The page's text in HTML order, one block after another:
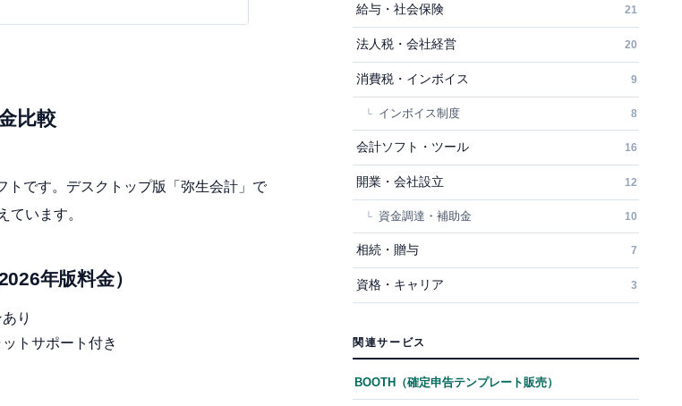
比較
トです。デスクトップ版「弥生会計」で
ています。
年版料金）
り
トサポート付き
給与・社会保険 21
法人税・会社経営 20
消費税・インボイス 9
インボイス制度 8
会計ソフト・ツール 16
開業・会社設立 12
資金調達・補助金 10
相続・贈与 7
資格・キャリア 3
関連サービス
BOOTH（確定申告テンプレート販売）